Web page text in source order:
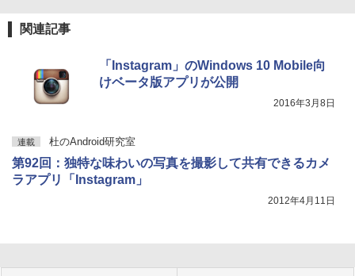
関連記事
「Instagram」のWindows 10 Mobile向
けベータ版アプリが公開
2016年3月8日
連載 杜のAndroid研究室
第92回：独特な味わいの写真を撮影して共有できるカメ
ラアプリ「Instagram」
2012年4月11日